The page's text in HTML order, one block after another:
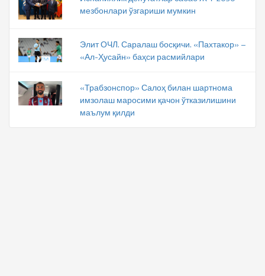
мезбонлари ўзгариши мумкин
Элит ОЧЛ. Саралаш босқичи. «Пахтакор» –
«Ал-Ҳусайн» баҳси расмийлари
«Трабзонспор» Салоҳ билан шартнома
имзолаш маросими қачон ўтказилишини
маълум қилди